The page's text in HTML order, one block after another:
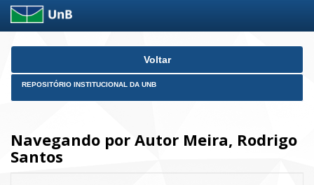
Skip
Voltar
REPOSITÓRIO INSTITUCIONAL DA UNB
Navegando por Autor Meira, Rodrigo
Santos